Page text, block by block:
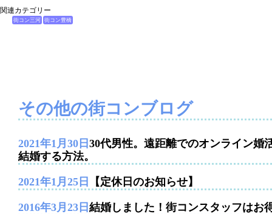
関連カテゴリー
街コン三河 街コン豊橋
その他の街コンブログ
2021年1月30日 30代男性。遠距離でのオンライン婚
結婚する方法。
2021年1月25日 【定休日のお知らせ】
2016年3月23日 結婚しました！街コンスタッフはお